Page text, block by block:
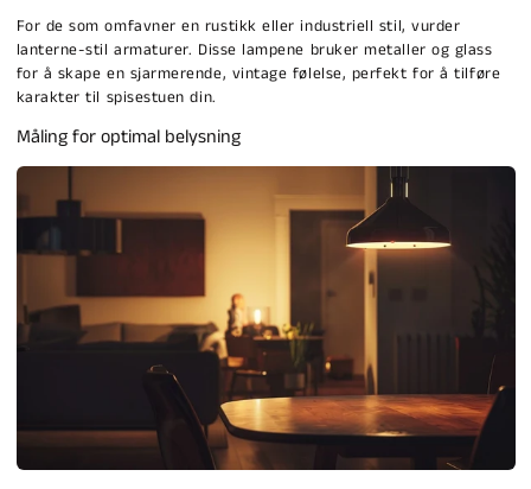
For de som omfavner en rustikk eller industriell stil, vurder
lanterne-stil armaturer. Disse lampene bruker metaller og glass
for å skape en sjarmerende, vintage følelse, perfekt for å tilføre
karakter til spisestuen din.
Måling for optimal belysning